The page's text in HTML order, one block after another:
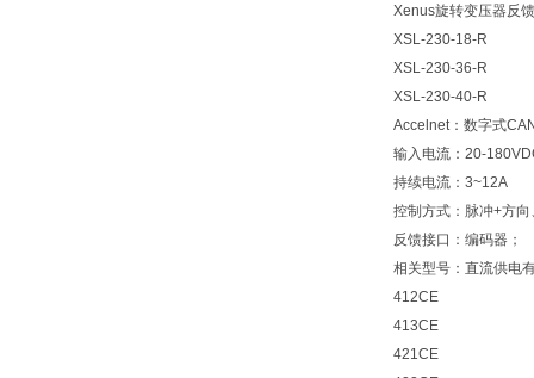
Xenus旋转变压器反
XSL-230-18-R
XSL-230-36-R
XSL-230-40-R
Accelnet：数字式
输入电流：20-
持续电流：3~12A
控制方式：脉冲+方
反馈接口：编码器；
相关型号：直流供电
412CE
413CE
421CE